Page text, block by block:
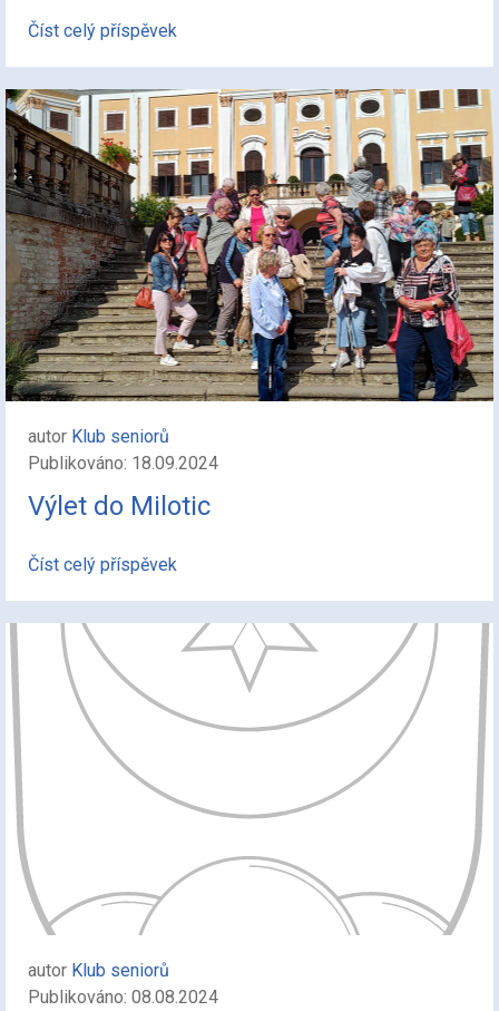
Číst celý příspěvek
autor Klub seniorů
Publikováno: 18.09.2024
Výlet do Milotic
Číst celý příspěvek
autor Klub seniorů
Publikováno: 08.08.2024